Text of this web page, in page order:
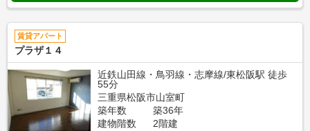
賃貸アパート
プラザ１４
近鉄山田線・鳥羽線・志摩線/東松阪駅 徒歩
55分
三重県松阪市山室町
築年数
築36年
建物階数
2階建